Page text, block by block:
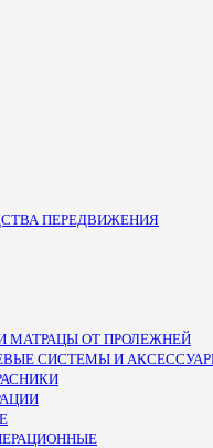
ПЕРЕДВИЖЕНИЯ
МАТРАЦЫ ОТ ПРОЛЕЖНЕЙ
СИСТЕМЫ И